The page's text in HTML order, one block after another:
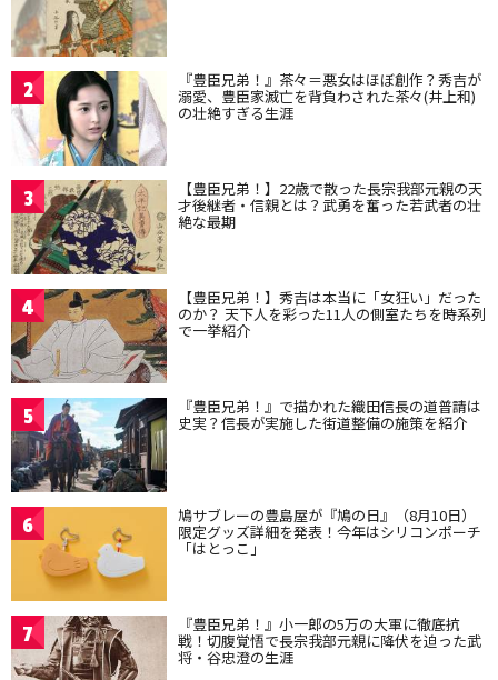
2 『豊臣兄弟！』茶々＝悪女はほぼ創作？秀吉が
溺愛、豊臣家滅亡を背負わされた茶々(井上和)
の壮絶すぎる生涯
3 【豊臣兄弟！】22歳で散った長宗我部元親の天
才後継者・信親とは？武勇を奮った若武者の壮
絶な最期
4 【豊臣兄弟！】秀吉は本当に「女狂い」だった
のか？ 天下人を彩った11人の側室たちを時系列
で一挙紹介
5 『豊臣兄弟！』で描かれた織田信長の道普請は
史実？信長が実施した街道整備の施策を紹介
6 鳩サブレーの豊島屋が『鳩の日』（8月10日）
限定グッズ詳細を発表！今年はシリコンポーチ
「はとっこ」
7 『豊臣兄弟！』小一郎の5万の大軍に徹底抗
戦！切腹覚悟で長宗我部元親に降伏を迫った武
将・谷忠澄の生涯